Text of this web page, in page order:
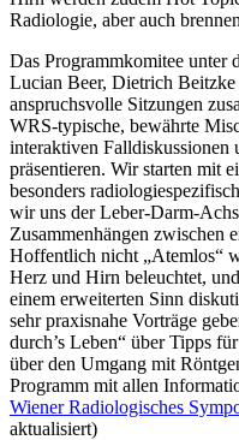
Radiologie, aber auch
Das Programmkomitee unter
Lucian Beer, Dietrich
anspruchsvolle Sitzungen
WRS-typische, bewährte
interaktiven Falldiskussionen
präsentieren. Wir starten mit
besonders
wir uns der Leber-Darm-
Zusammenhängen zwischen
Hoffentlich nicht „Atemlos“
Herz und Hirn beleuchtet,
einem erweiterten Sinn
sehr praxisnahe Vorträge
durch’s Leben“ über Tipps
über den Umgang mit
Programm mit allen
Wiener Radiologisches
aktualisiert)